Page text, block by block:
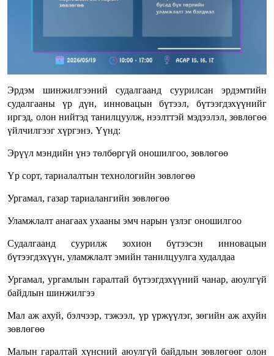
Эрдэм шинжилгээний судалгаанд суурилсан эрдэмтийн
судалгааны үр дүн, инновацын бүтээл, бүтээгдэхүүнийг
иргэд, олон нийтэд танилцуулж, нээлттэй мэдээлэл, зөвлөгөө
үйлчилгээг хүргэнэ. Үүнд:
Эрүүл мэндийн үнэ төлбөргүй оношилгоо, зөвлөгөө
Үр сорт, тариалалтын технологийн зөвлөгөө
Ургамал, газар тариалангийн зөвлөгөө
Уламжлалт анагаах ухааны эмч нарын үзлэг оношилгоо
Судалгаанд суурилж зохион бүтээсэн инновацын
бүтээгдэхүүн, уламжлалт эмийн танилцуулга худалдаа
Ургамал, ургамлын гаралтай бүтээгдэхүүний чанар, аюулгүй
байдлын шинжилгээ
Мал аж ахуй, бэлчээр, тэжээл, үр үржүүлэг, зөгийн аж ахуйн
зөвлөгөө
Малын гаралтай хүнсний аюулгүй байдлын зөвлөгөөг олон